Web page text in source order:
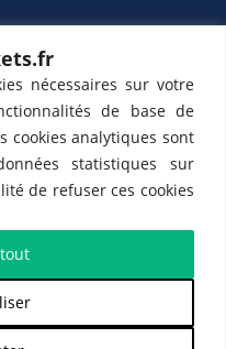
nécessaires sur votre
de base de
cookies analytiques sont
statistiques sur
de refuser ces cookies
1, 08007 Barcelone, Espagne |
l'US Bretons de Paris 🤍